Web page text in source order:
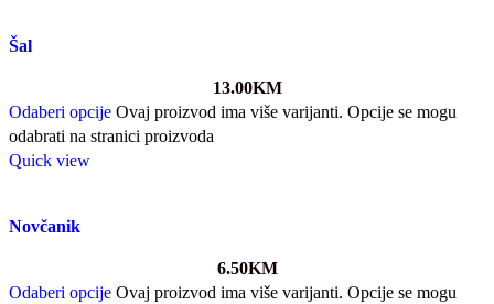
Šal
13.00KM
Odaberi opcije Ovaj proizvod ima više varijanti. Opcije se mogu
odabrati na stranici proizvoda
Quick view
Novčanik
6.50KM
Odaberi opcije Ovaj proizvod ima više varijanti. Opcije se mogu